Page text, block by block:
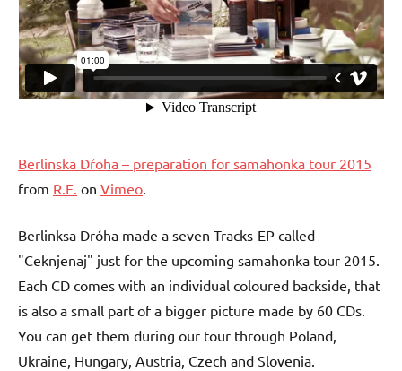
Berlinska Dŕoha – preparation for samahonka tour 2015
from R.E. on Vimeo.
Berlinksa Dróha made a seven Tracks-EP called
"Ceknjenaj" just for the upcoming samahonka tour 2015.
Each CD comes with an individual coloured backside, that
is also a small part of a bigger picture made by 60 CDs.
You can get them during our tour through Poland,
Ukraine, Hungary, Austria, Czech and Slovenia.